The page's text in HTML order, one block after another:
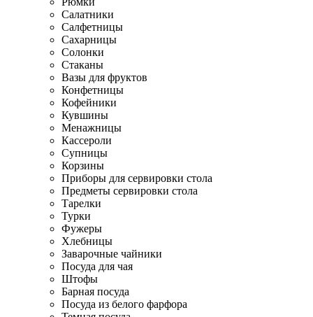
Салатники
Салфетницы
Сахарницы
Солонки
Стаканы
Вазы для фруктов
Конфетницы
Кофейники
Кувшины
Менажницы
Кассероли
Супницы
Корзины
Приборы для сервировки стола
Предметы сервировки стола
Тарелки
Турки
Фужеры
Хлебницы
Заварочные чайники
Посуда для чая
Штофы
Барная посуда
Посуда из белого фарфора